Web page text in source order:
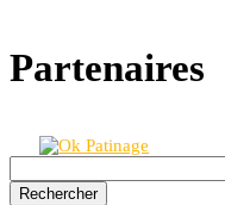
Partenaires
Rechercher :